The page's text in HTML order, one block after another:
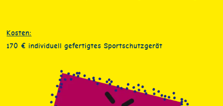
Kosten:
170 € individuell gefertigtes Sportschutzgerät